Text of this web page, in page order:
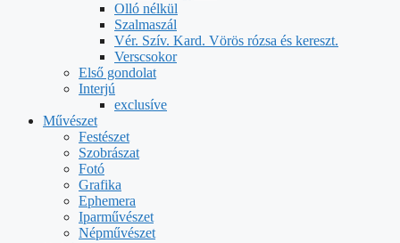
Olló nélkül
Szalmaszál
Vér. Szív. Kard. Vörös rózsa és kereszt.
Verscsokor
Első gondolat
Interjú
exclusíve
Művészet
Festészet
Szobrászat
Fotó
Grafika
Ephemera
Iparművészet
Népművészet